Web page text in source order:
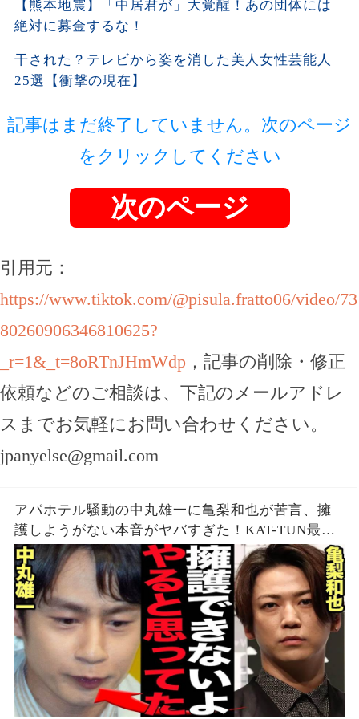
【熊本地震】「中居君が」大覚醒！あの団体には
絶対に募金するな！
干された？テレビから姿を消した美人女性芸能人
25選【衝撃の現在】
記事はまだ終了していません。次のページ
をクリックしてください
次のページ
引用元：
https://www.tiktok.com/@pisula.fratto06/video/73
80260906346810625?
_r=1&_t=8oRTnJHmWdp ，記事の削除・修正
依頼などのご相談は、下記のメールアドレ
スまでお気軽にお問い合わせください。
jpanyelse@gmail.com
アパホテル騒動の中丸雄一に亀梨和也が苦言、擁
護しようがない本音がヤバすぎた！KAT-TUN最初
期の若い頃から見てきた本性に驚愕…【芸能】